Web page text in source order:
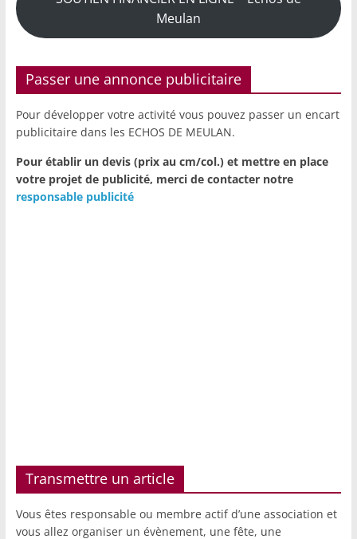
Meulan
Passer une annonce publicitaire
Pour développer votre activité vous pouvez passer un encart
publicitaire dans les ECHOS DE MEULAN.
Pour établir un devis (prix au cm/col.) et mettre en place
votre projet de publicité, merci de contacter notre
responsable publicité
Transmettre un article
Vous êtes responsable ou membre actif d’une association et
vous allez organiser un évènement, une fête, une